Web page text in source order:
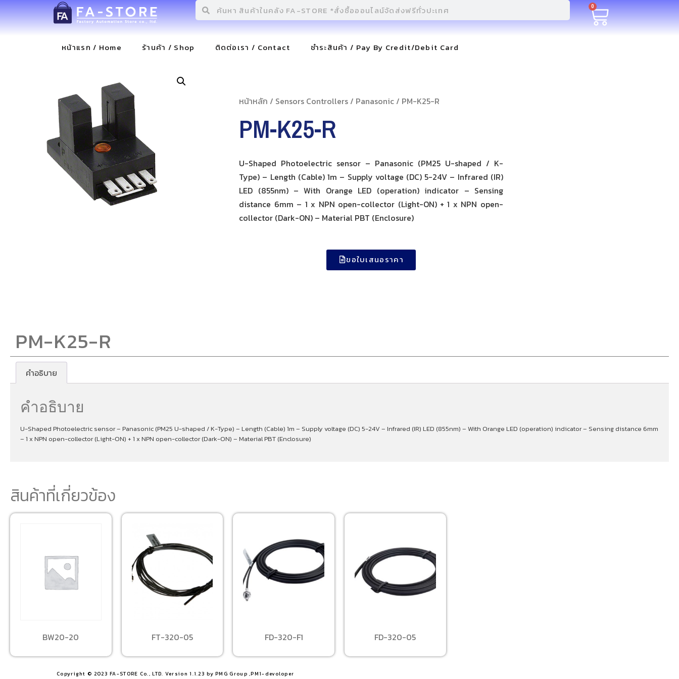
0
หน้าแรก / Home ร้านค้า / Shop ติดต่อเรา / Contact ชำระสินค้า / Pay By Credit/Debit Card
หน้าหลัก / Sensors Controllers / Panasonic / PM-K25-R
PM-K25-R
U-Shaped Photoelectric sensor – Panasonic (PM25 U-shaped / K-
Type) – Length (Cable) 1m – Supply voltage (DC) 5-24V – Infrared (IR)
LED (855nm) – With Orange LED (operation) indicator – Sensing
distance 6mm – 1 x NPN open-collector (Light-ON) + 1 x NPN open-
collector (Dark-ON) – Material PBT (Enclosure)
ขอใบเสนอราคา
PM-K25-R
คำอธิบาย
คำอธิบาย
U-Shaped Photoelectric sensor – Panasonic (PM25 U-shaped / K-Type) – Length (Cable) 1m – Supply voltage (DC) 5-24V – Infrared (IR) LED (855nm) – With Orange LED (operation) indicator – Sensing distance 6mm
– 1 x NPN open-collector (Light-ON) + 1 x NPN open-collector (Dark-ON) – Material PBT (Enclosure)
สินค้าที่เกี่ยวข้อง
BW20-20 FT-320-05 FD-320-F1 FD-320-05
Copyright © 2023 FA-STORE Co., LTD. Version 1.1.23 by PMG Group ,PM1-devoloper​